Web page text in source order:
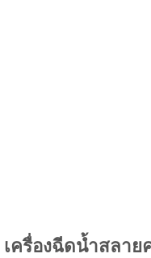
ครื่องฉีดน้ำสลาย